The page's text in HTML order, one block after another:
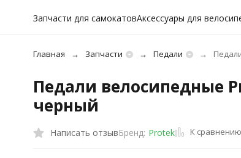
Запчасти для самокатовАксессуары для
Главная Запчасти Педали
Педали велосипедные
черный
Написать отзывБренд: Protek К